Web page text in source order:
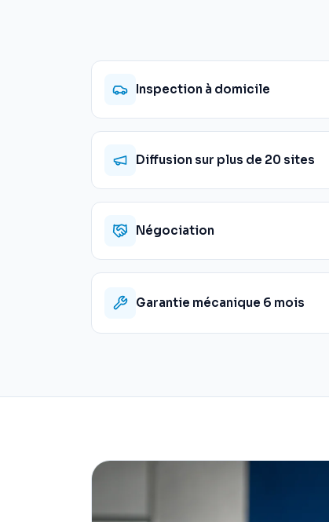
Inspection à domicile
Diffusion sur plus de 20 sites
Négociation
Garantie mécanique 6 mois